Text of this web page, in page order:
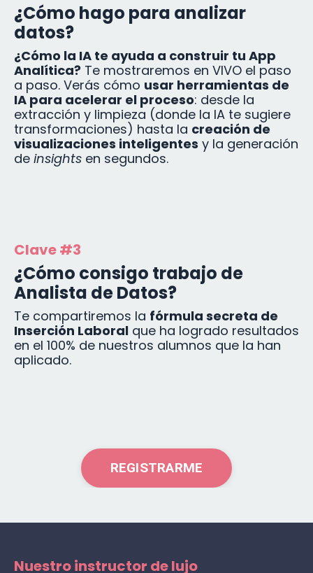
¿Cómo hago para analizar
datos?
¿Cómo la IA te ayuda a construir tu App
Analítica? Te mostraremos en VIVO el paso
a paso. Verás cómo usar herramientas de
IA para acelerar el proceso: desde la
extracción y limpieza (donde la IA te sugiere
transformaciones) hasta la creación de
visualizaciones inteligentes y la generación
de insights en segundos.
Clave #3
¿Cómo consigo trabajo de
Analista de Datos?
Te compartiremos la fórmula secreta de
Inserción Laboral que ha logrado resultados
en el 100% de nuestros alumnos que la han
aplicado.
REGISTRARME
Nuestro instructor de lujo